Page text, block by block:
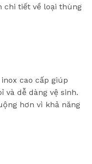
chi tiết về loại thùng
cao cấp giúp
và dễ dàng vệ sinh.
hơn vì khả năng